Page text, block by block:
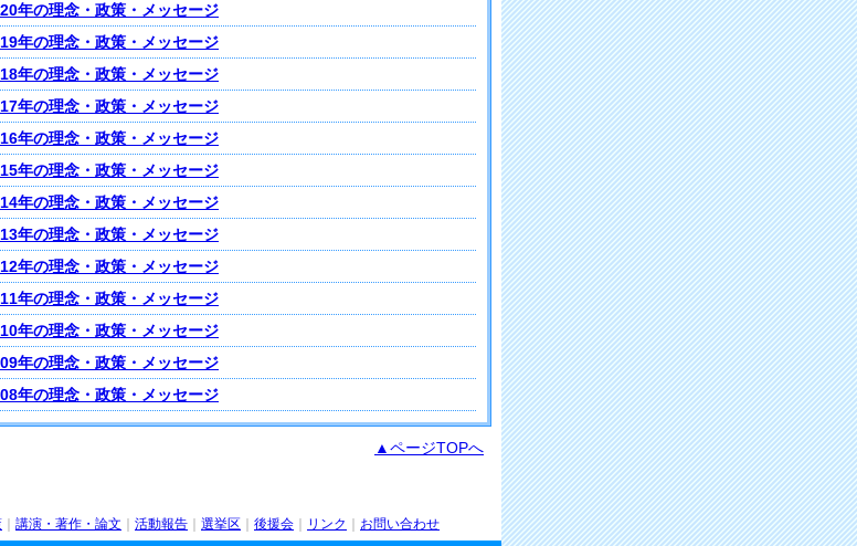
年の理念・政策・メッセージ
年の理念・政策・メッセージ
年の理念・政策・メッセージ
年の理念・政策・メッセージ
年の理念・政策・メッセージ
年の理念・政策・メッセージ
年の理念・政策・メッセージ
年の理念・政策・メッセージ
年の理念・政策・メッセージ
年の理念・政策・メッセージ
年の理念・政策・メッセージ
年の理念・政策・メッセージ
年の理念・政策・メッセージ
▲ページTOPへ
講演・著作・論文 活動報告 選挙区 後援会 リンク お問い合わせ